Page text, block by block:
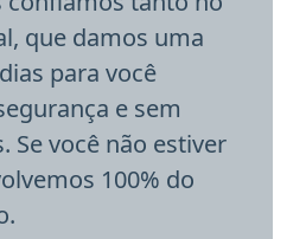
que damos uma
para você
e sem
Se você não estiver
100% do